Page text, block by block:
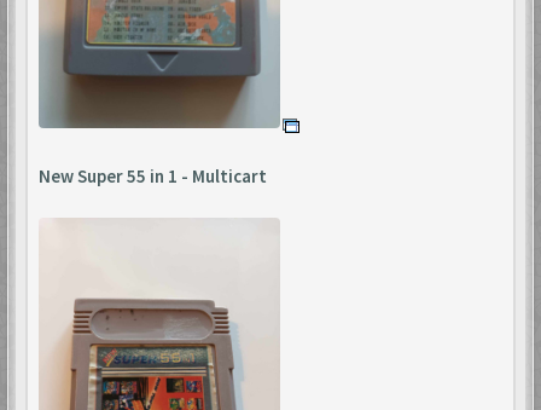
New Super 55 in 1 - Multicart